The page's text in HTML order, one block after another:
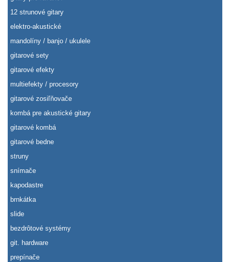
12 strunové gitary
elektro-akustické
mandolíny / banjo / ukulele
gitarové sety
gitarové efekty
multiefekty / procesory
gitarové zosiľňovače
kombá pre akustické gitary
gitarové kombá
gitarové bedne
struny
snímače
kapodastre
brnkátka
slide
bezdrôtové systémy
git. hardware
prepínače